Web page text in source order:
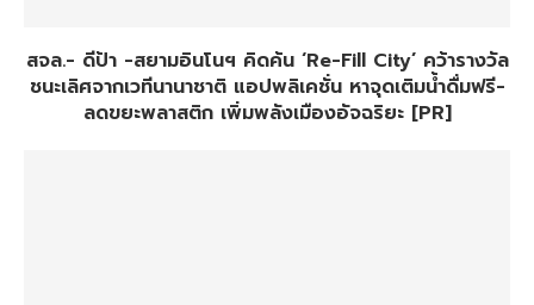
สจล.- ดีป้า -สยามอินโนฯ คิดค้น ‘Re-Fill City’ คว้ารางวัล
ชนะเลิศจากเวทีนานาชาติ แอปพลิเคชั่น หาจุดเติมน้ำดื่มฟรี-
ลดขยะพลาสติก เพิ่มพลังเมืองอัจฉริยะ [PR]